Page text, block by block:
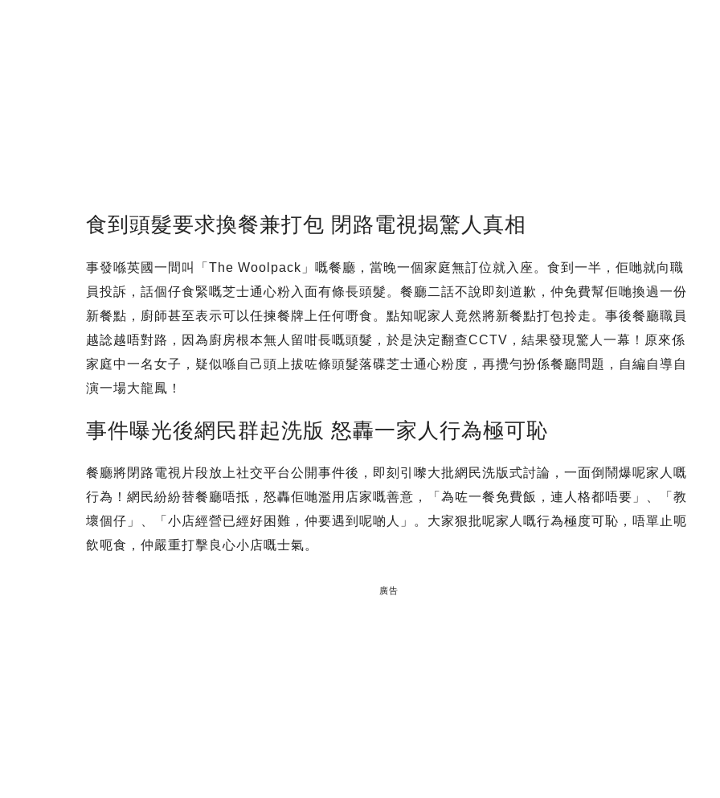
食到頭髮要求換餐兼打包 閉路電視揭驚人真相
事發喺英國一間叫「The Woolpack」嘅餐廳，當晚一個家庭無訂位就入座。食到一半，佢哋就向職
員投訴，話個仔食緊嘅芝士通心粉入面有條長頭髮。餐廳二話不說即刻道歉，仲免費幫佢哋換過一份
新餐點，廚師甚至表示可以任揀餐牌上任何嘢食。點知呢家人竟然將新餐點打包拎走。事後餐廳職員
越諗越唔對路，因為廚房根本無人留咁長嘅頭髮，於是決定翻查CCTV，結果發現驚人一幕！原來係
家庭中一名女子，疑似喺自己頭上拔咗條頭髮落碟芝士通心粉度，再攪勻扮係餐廳問題，自編自導自
演一場大龍鳳！
事件曝光後網民群起洗版 怒轟一家人行為極可恥
餐廳將閉路電視片段放上社交平台公開事件後，即刻引嚟大批網民洗版式討論，一面倒鬧爆呢家人嘅
行為！網民紛紛替餐廳唔抵，怒轟佢哋濫用店家嘅善意，「為咗一餐免費飯，連人格都唔要」、「教
壞個仔」、「小店經營已經好困難，仲要遇到呢啲人」。大家狠批呢家人嘅行為極度可恥，唔單止呃
飲呃食，仲嚴重打擊良心小店嘅士氣。
廣告